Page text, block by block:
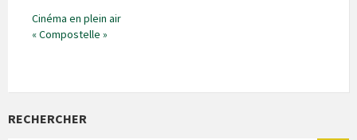
Cinéma en plein air
« Compostelle »
RECHERCHER